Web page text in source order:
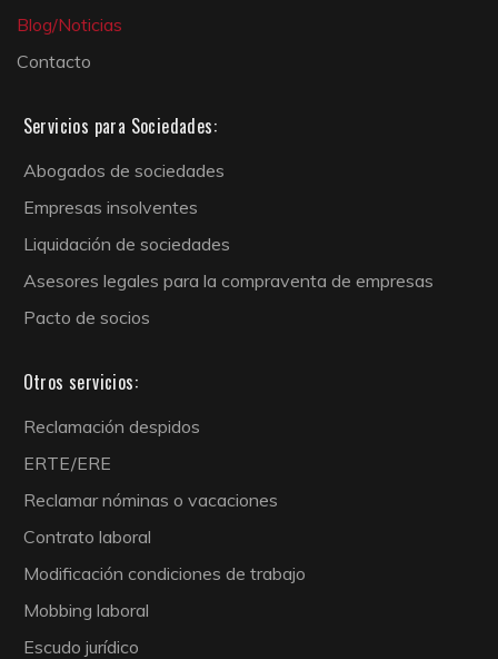
Blog/Noticias
Contacto
Servicios para Sociedades:
Abogados de sociedades
Empresas insolventes
Liquidación de sociedades
Asesores legales para la compraventa de empresas
Pacto de socios
Otros servicios:
Reclamación despidos
ERTE/ERE
Reclamar nóminas o vacaciones
Contrato laboral
Modificación condiciones de trabajo
Mobbing laboral
Escudo jurídico